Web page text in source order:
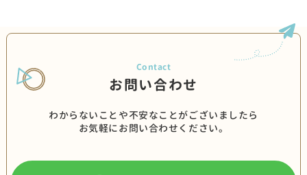
お問い合わせ
わからないことや不安なことがございましたら
お気軽にお問い合わせください。